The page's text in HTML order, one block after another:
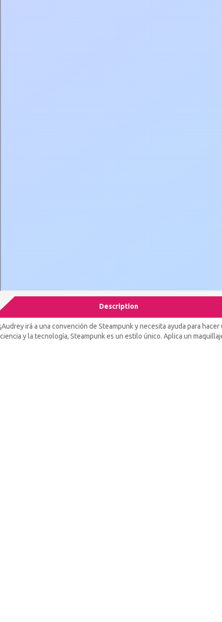
Description
¡Audrey irá a una convención de Steampunk y necesita ayuda para
ciencia y la tecnología, Steampunk es un estilo único. Aplica un